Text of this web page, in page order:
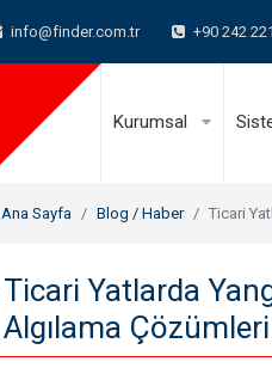
info@finder.com.tr +90 242
Kurumsal
Ana Sayfa Blog / Haber Ticari
Ticari Yatlarda
Algılama Çözümleri